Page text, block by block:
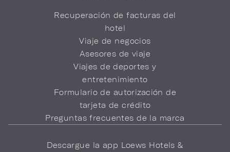
Recuperación de facturas del
hotel
Viaje de negocios
Asesores de viaje
Viajes de deportes y
entretenimiento
Formulario de autorización de
tarjeta de crédito
Preguntas frecuentes de la marca
Descargue la app Loews Hotels &